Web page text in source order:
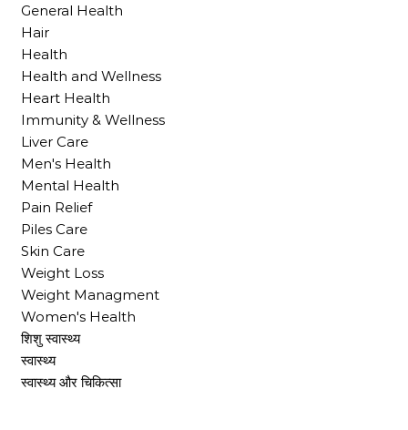
General Health
Hair
Health
Health and Wellness
Heart Health
Immunity & Wellness
Liver Care
Men's Health
Mental Health
Pain Relief
Piles Care
Skin Care
Weight Loss
Weight Managment
Women's Health
शिशु स्वास्थ्य
स्वास्थ्य
स्वास्थ्य और चिकित्सा